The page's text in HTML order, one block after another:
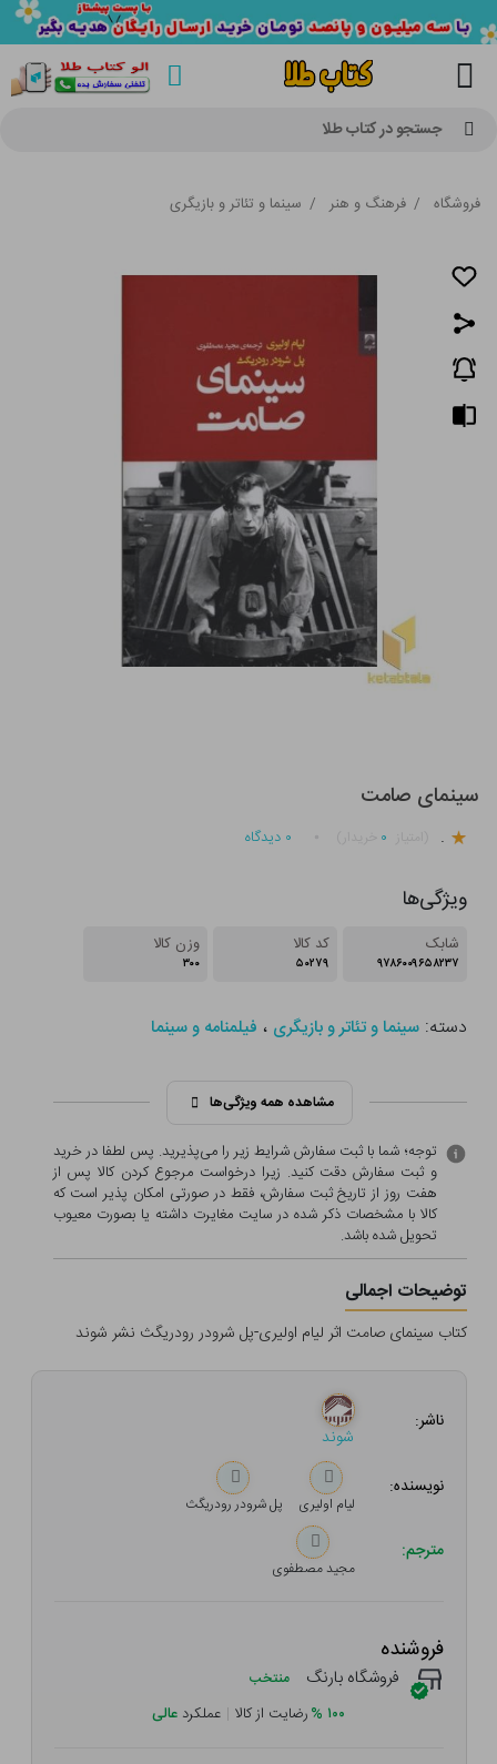
جستجو در کتاب طلا
فروشگاه / فرهنگ و هنر / سینما و تئاتر و بازیگری
سینمای صامت
. ۰ ۰ دیدگاه
ویژگی‌ها
شابک
۹۷۸۶۰۰۹۶۵۸۲۳۷
کد کالا
۵۰۲۷۹
وزن کالا
۳۰۰
دسته:سینما و تئاتر و بازیگری ، فیلمنامه و سینما
مشاهده همه ویژگی‌ها
توجه؛ شما با ثبت سفارش شرایط زیر را می‌پذیرید. پس لطفا در خرید
و ثبت سفارش دقت کنید. زیرا درخواست مرجوع کردن کالا پس از
هفت روز از تاریخ ثبت سفارش، فقط در صورتی امکان پذیر است که
کالا با مشخصات ذکر شده در سایت مغایرت داشته یا بصورت معيوب
تحویل شده باشد.
توضیحات اجمالی
کتاب سینمای صامت اثر لیام اولیری-پل شرودر رودریگث نشر شوند
ناشر:
شوند
نویسنده:
لیام اولیری پل شرودر رودریگث
مترجم:
مجید مصطفوی
فروشنده
فروشگاه بارنگ منتخب
۱۰۰ %رضایت از کالا | عملکرد عالی